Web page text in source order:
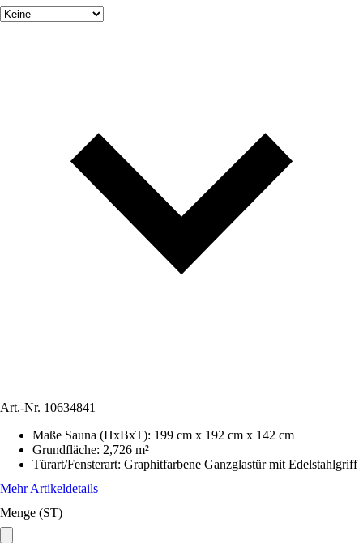
Art.-Nr. 10634841
Maße Sauna (HxBxT): 199 cm x 192 cm x 142 cm
Grundfläche: 2,726 m²
Türart/Fensterart: Graphitfarbene Ganzglastür mit Edelstahlgriff
Mehr Artikeldetails
Menge (ST)